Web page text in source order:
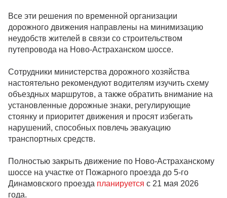
Все эти решения по временной организации
дорожного движения направлены на минимизацию
неудобств жителей в связи со строительством
путепровода на Ново-Астраханском шоссе.
Сотрудники министерства дорожного хозяйства
настоятельно рекомендуют водителям изучить схему
объездных маршрутов, а также обратить внимание на
установленные дорожные знаки, регулирующие
стоянку и приоритет движения и просят избегать
нарушений, способных повлечь эвакуацию
транспортных средств.
Полностью закрыть движение по Ново-Астраханскому
шоссе на участке от Пожарного проезда до 5-го
Динамовского проезда планируется с 21 мая 2026
года.